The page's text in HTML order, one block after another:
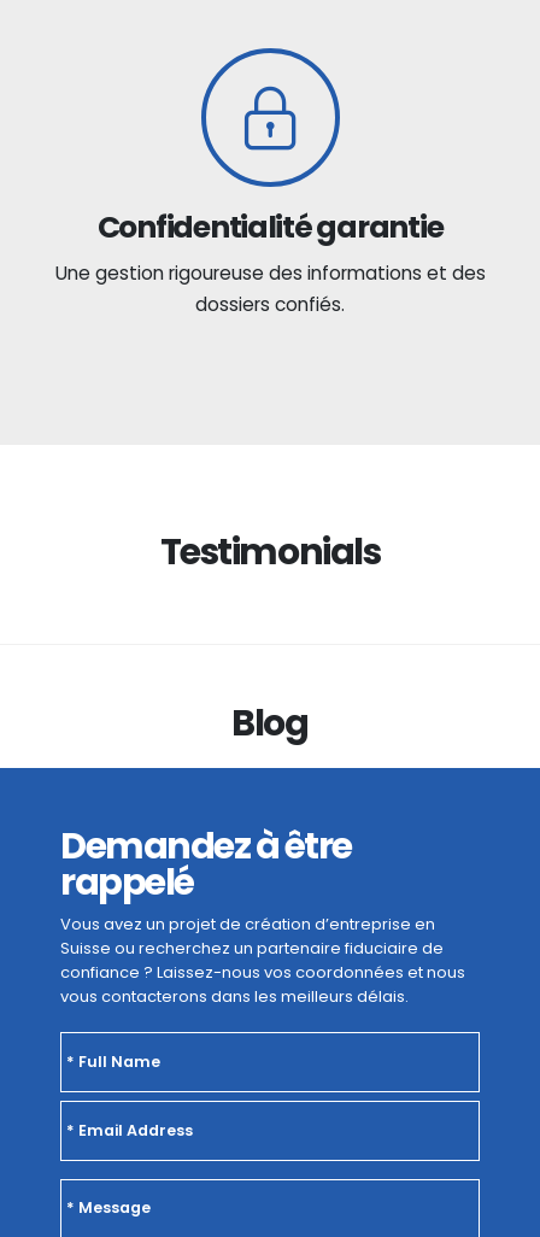
Confidentialité garantie
Une gestion rigoureuse des informations et des
dossiers confiés.
Testimonials
Blog
Demandez à être
rappelé
Vous avez un projet de création d’entreprise en
Suisse ou recherchez un partenaire fiduciaire de
confiance ? Laissez-nous vos coordonnées et nous
vous contacterons dans les meilleurs délais.